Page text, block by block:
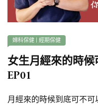
婦科保健 經期保健
女生月經來的時
EP01
月經來的時候到底可不可